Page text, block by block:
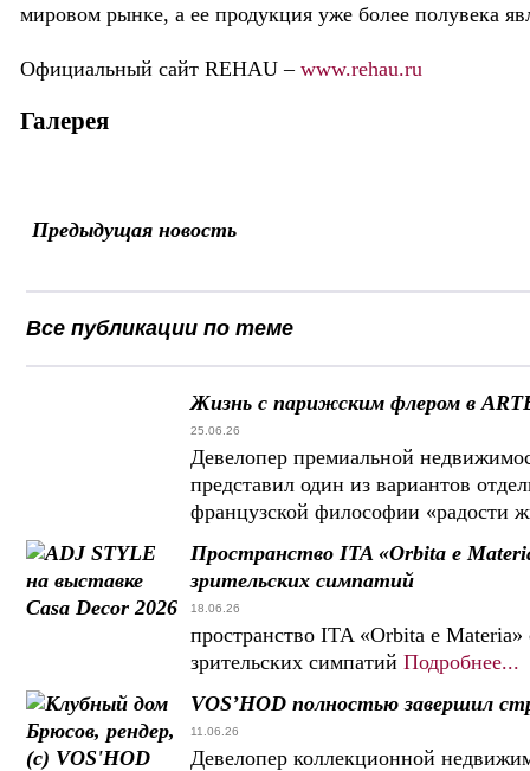
мировом рынке, а ее продукция уже более полувека
Официальный сайт REHAU – www.rehau.ru
Галерея
Предыдущая новость
Все публикации по теме
Жизнь с парижским флером в
25.06.26
Девелопер премиальной
представил один из вариантов
французской философии «радости
Пространство ITA «Orbita e
зрительских симпатий
18.06.26
пространство ITA «Orbita e
зрительских симпатий Подробнее...
VOS’HOD полностью завершил
11.06.26
Девелопер коллекционной